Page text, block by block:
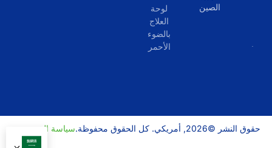
الصين
لوحة
العلاج
بالضوء
الأحمر
حقوق النشر ©2026, أمريكي. كل الحقوق محفوظة. سياسة الخصوصية